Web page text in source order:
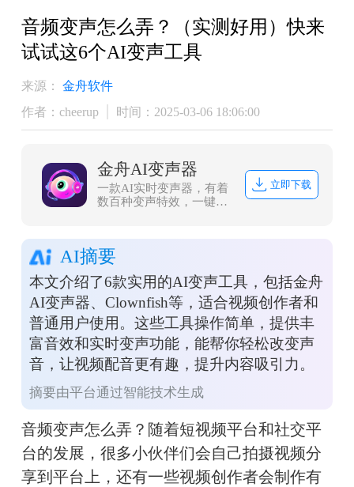
音频变声怎么弄？（实测好用）快来
试试这6个AI变声工具
来源：
金舟软件
作者：cheerup
时间：2025-03-06 18:06:00
金舟AI变声器
一款AI实时变声器，有着
数百种变声特效，一键美
还可以上传音视频文件进
行变声。
立即下载
AI摘要
本文介绍了6款实用的AI变声工具，包括金舟
AI变声器、Clownfish等，适合视频创作者和
普通用户使用。这些工具操作简单，提供丰
富音效和实时变声功能，能帮你轻松改变声
音，让视频配音更有趣，提升内容吸引力。
摘要由平台通过智能技术生成
音频变声怎么弄？随着短视频平台和社交平
台的发展，很多小伙伴们会自己拍摄视频分
享到平台上，还有一些视频创作者会制作有